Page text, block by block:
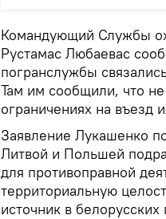
Командующий Службы
Рустамас Любаевас
погранслужбы
Там им сообщили, что
ограничениях на въезд
Заявление Лукашенко
Литвой и Польшей
для противоправной
территориальную
источник в